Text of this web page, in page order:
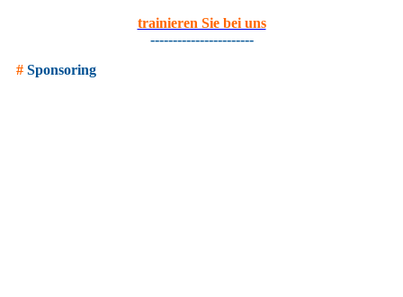
trainieren Sie bei uns
-----------------------
# Sponsoring